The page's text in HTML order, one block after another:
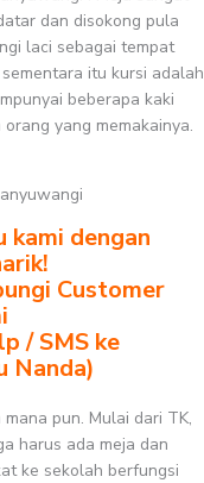
dan disokong pula
laci sebagai tempat
itu kursi adalah
beberapa kaki
yang memakainya.
dengan
Customer
/ SMS ke
Nanda)
pun. Mulai dari TK,
harus ada meja dan
ke sekolah berfungsi